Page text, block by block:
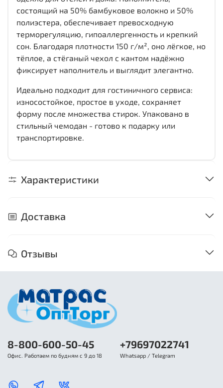
состоящий на 50% бамбуковое волокно и 50%
полиэстера, обеспечивает превосходную
терморегуляцию, гипоаллергенность и крепкий
сон. Благодаря плотности 150 г/м², оно лёгкое, но
тёплое, а стёганый чехол с кантом надёжно
фиксирует наполнитель и выглядит элегантно.
Идеально подходит для гостиничного сервиса:
износостойкое, простое в уходе, сохраняет
форму после множества стирок. Упаковано в
стильный чемодан - готово к подарку или
транспортировке.
Характеристики
Доставка
Отзывы
8-800-600-50-45
Офис. Работаем по будням с 9 до 18
+79697022741
Whatsapp / Telegram